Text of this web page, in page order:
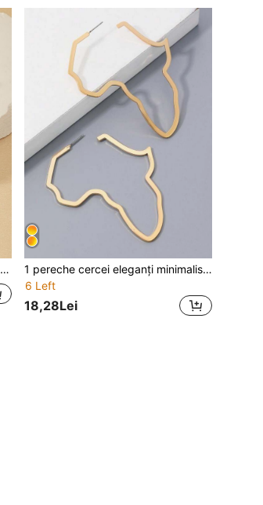
1 pereche cercei eleganți minimalisti cu design geometric asimetric
6 Left
18,28Lei